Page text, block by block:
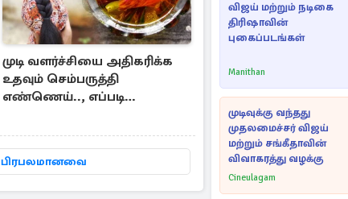
முடி வளர்ச்சியை அதிகரிக்க
உதவும் செம்பருத்தி
எண்ணெய்.., எப்படி
பிரபலமானவை
விஜய் மற்றும் நடிகை
திரிஷாவின்
புகைப்படங்கள்
Manithan
முடிவுக்கு வந்தது
முதலமைச்சர் விஜய்
மற்றும் சங்கீதாவின்
விவாகரத்து வழக்கு
Cineulagam